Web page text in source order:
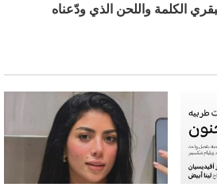
الكلمة واللحن الذي ودّعناه